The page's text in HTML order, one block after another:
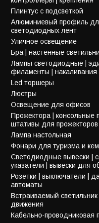
Плинтус с подсветкой
Алюминиевый профиль
светодиодных лент
Уличное освещение
Бра | настенные
Лампы светодиодные |
филаменты | накаливания
Led торшеры
Люстры
Освещение для офисов
Прожектора | консольные
штативы для прожекторов
Лампа настольная
Фонари для туризма и
Светодиодные вывески |
указатели | вывески для
Розетки | выключатели |
автоматы
Встраиваемый
движения
Кабельно-проводниковая